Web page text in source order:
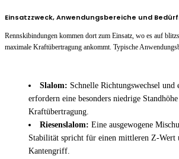
Einsatzzweck, Anwendungsbereiche und
Rennskibindungen kommen dort zum Einsatz, wo es auf
maximale Kraftübertragung ankommt. Typische
Slalom: Schnelle Richtungswechsel und
erfordern eine besonders niedrige
Kraftübertragung.
Riesenslalom: Eine ausgewogene
Stabilität spricht für einen mittleren Z-Wert
Kantengriff.